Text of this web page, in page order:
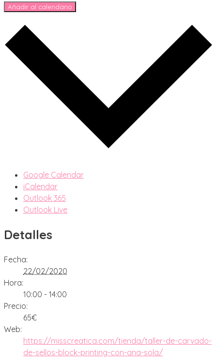
Añadir al calendario
Google Calendar
iCalendar
Outlook 365
Outlook Live
Detalles
Fecha:
22/02/2020
Hora:
10:00 - 14:00
Precio:
65€
Web:
https://misscreatica.com/tienda/taller-de-carvado-
de-sellos-block-printing-con-ana-sola/